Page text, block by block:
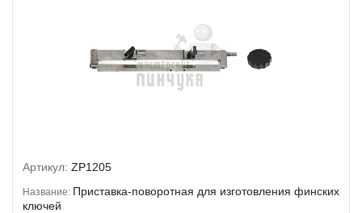
Артикул: ZP1205
Название: Приставка-поворотная для изготовления финских
ключей